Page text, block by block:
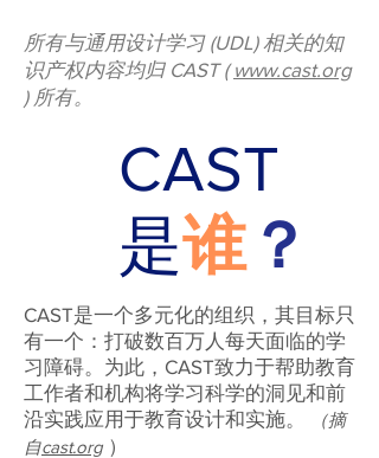
所有与通用设计学习 (UDL) 相关的知
识产权内容均归 CAST (www.cast.org
) 所有。
CAST
是谁？
CAST是一个多元化的组织，其目标只
有一个：打破数百万人每天面临的学
习障碍。为此，CAST致力于帮助教育
工作者和机构将学习科学的洞见和前
沿实践应用于教育设计和实施。
（摘
自cast.org ）